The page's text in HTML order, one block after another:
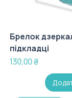
Брелок
підкладці
Ціна
130,00 ₴